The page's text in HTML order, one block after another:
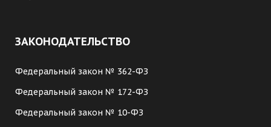
ЗАКОНОДАТЕЛЬСТВО
Федеральный закон № 362-ФЗ
Федеральный закон № 172-ФЗ
Федеральный закон № 10-ФЗ